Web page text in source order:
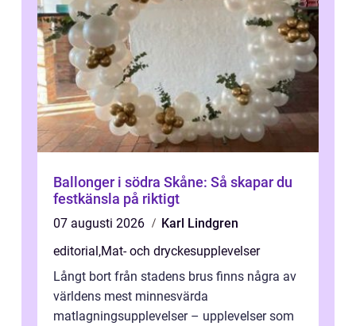
Ballonger i södra Skåne: Så skapar du
festkänsla på riktigt
07 augusti 2026
Karl Lindgren
editorial,Mat- och dryckesupplevelser
Långt bort från stadens brus finns några av
världens mest minnesvärda
matlagningsupplevelser – upplevelser som